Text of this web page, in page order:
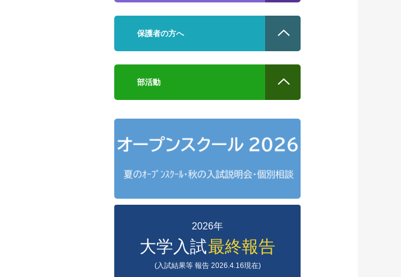
保護者の方へ
部活動
2026年
大学入試最終報告
(入試結果等 報告 2026.4.16現在)